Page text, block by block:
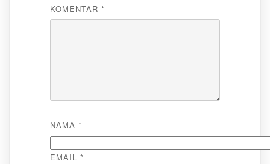
KOMENTAR *
NAMA *
EMAIL *